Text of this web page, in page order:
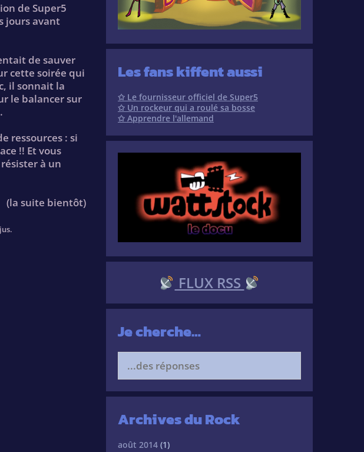
de Super5
jours avant
de sauver
cette soirée qui
il sonnait la
le balancer sur
ressources : si
!! Et vous
à un
(la suite bientôt)
Les fans kiffent aussi
✩ Le fournisseur officiel de Super5
✩ Un rockeur qui a roulé sa bosse
✩ Apprendre l'allemand
FLUX RSS
Je cherche…
for:
Archives du Rock
août 2014 (1)